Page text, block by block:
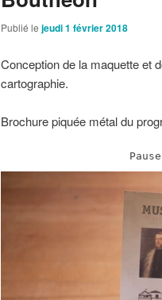
Publié le jeudi 1 février 2018
Conception de la maquette et
cartographie.
Brochure piquée métal du
Pause